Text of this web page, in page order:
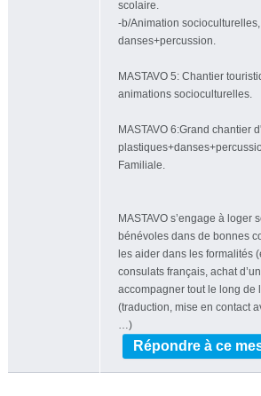
scolaire.
-b/Animation
danses+percussion.
MASTAVO 5: Chantier
animations socioculturelles.
MASTAVO 6:Grand chantier
Familiale.
MASTAVO s’engage à loger
bénévoles dans de bonnes
les aider dans les formalités
consulats français, achat
accompagner tout le long de
(traduction, mise en contact
…)
Répondre à ce